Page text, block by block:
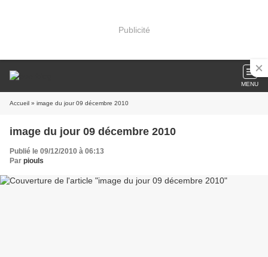
Publicité
MENU
Accueil » image du jour 09 décembre 2010
image du jour 09 décembre 2010
Publié le 09/12/2010 à 06:13
Par piouls